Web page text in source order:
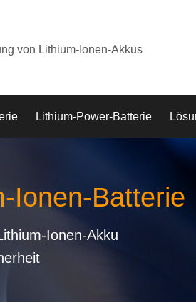
von Lithium-Ionen-Akkus
Lithium-Power-Batterie
Ionen-Batterie
Ionen-Akku